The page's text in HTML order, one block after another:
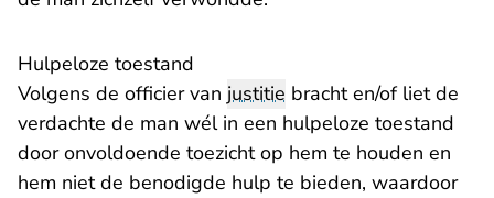
Hulpeloze toestand
Volgens de officier van justitie bracht en/of liet de
verdachte de man wél in een hulpeloze toestand
door onvoldoende toezicht op hem te houden en
hem niet de benodigde hulp te bieden, waardoor